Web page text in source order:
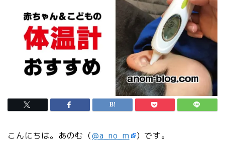
こんにちは。あのむ（@a_no_m ）です。